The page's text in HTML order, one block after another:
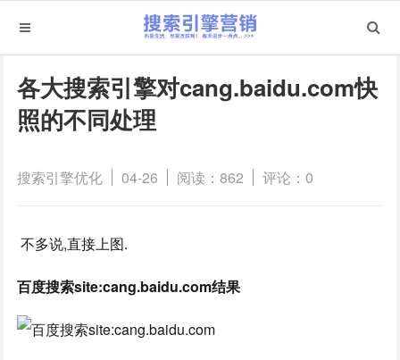
各大搜索引擎对cang.baidu.com快
照的不同处理
搜索引擎优化 04-26 阅读：862 评论：0
不多说,直接上图.
百度搜索site:cang.baidu.com结果